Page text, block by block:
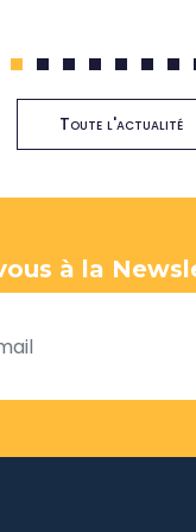
1 2 3 4 5 6 7
Toute l'actualité
à la